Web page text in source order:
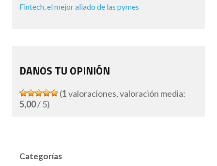
Fintech, el mejor aliado de las pymes
DANOS TU OPINIÓN
(1valoraciones, valoración media:
5,00/ 5)
Categorías